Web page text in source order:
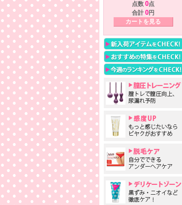
点数 0点
合計 0円
カートを見る